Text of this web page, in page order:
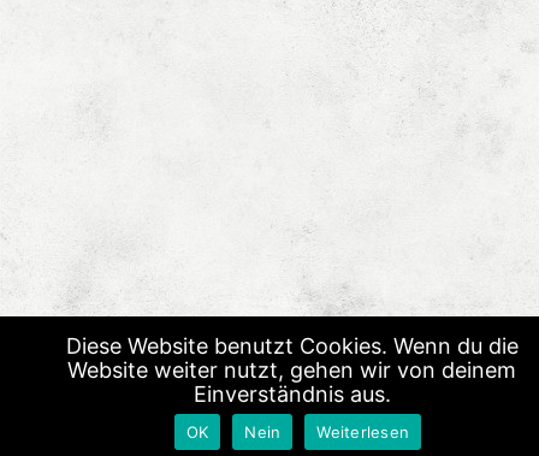
Diese Website benutzt Cookies. Wenn du die
Website weiter nutzt, gehen wir von deinem
Einverständnis aus.
OK Nein Weiterlesen